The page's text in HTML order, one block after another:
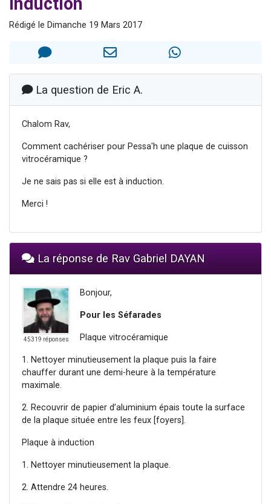
2 personnes viennent de faire un don pour Reloger Rivka, 6 enfants, victime de violences...
Rédigé le Dimanche 19 Mars 2017
La question de Eric A.
Chalom Rav,
Comment cachériser pour Pessa'h une plaque de cuisson
vitrocéramique ?
Je ne sais pas si elle est à induction.
Merci !
La réponse de Rav Gabriel DAYAN
45319 réponses
Bonjour,
Pour les Séfarades
Plaque vitrocéramique
1. Nettoyer minutieusement la plaque puis la faire
chauffer durant une demi-heure à la température
maximale.
2. Recouvrir de papier d’aluminium épais toute la surface
de la plaque située entre les feux [foyers].
Plaque à induction
1. Nettoyer minutieusement la plaque.
2. Attendre 24 heures.